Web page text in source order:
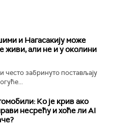
и Нагасакију може
живи, али не и у околини
често забринуто постављају
Ко је крив ако
несрећу и хоће ли AI